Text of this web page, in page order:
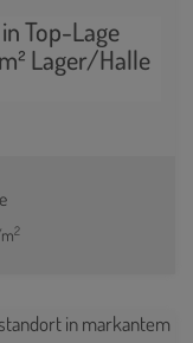
Top-Lage
Lager/Halle
2